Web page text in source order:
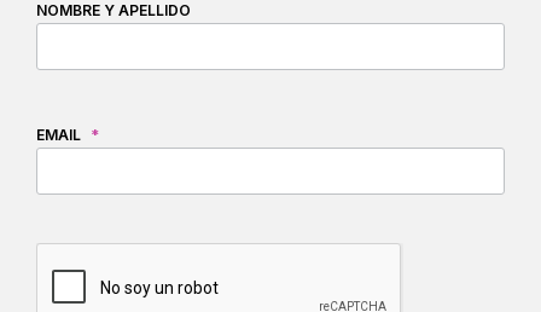
NOMBRE Y APELLIDO
EMAIL *